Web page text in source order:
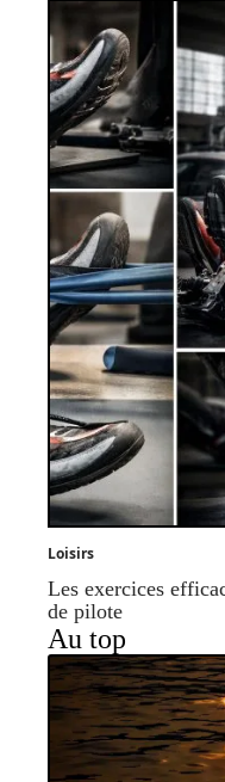
Loisirs
Les exercices
de pilote
Au top